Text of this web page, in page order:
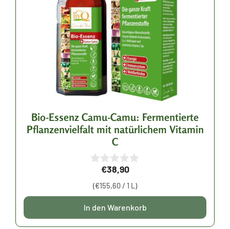
Bio-Essenz Camu-Camu: Fermentierte
Pflanzenvielfalt mit natürlichem Vitamin
C
o
n
5
€38,90
(€155,60/ 1 L)
In den Warenkorb